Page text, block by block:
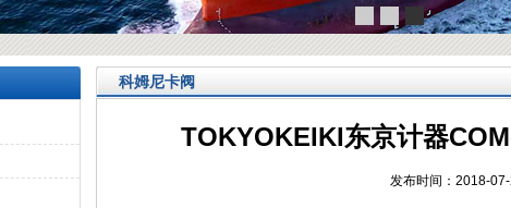
科姆尼卡阀
TOKYOKEIKI东京计器
发布时间：2018-